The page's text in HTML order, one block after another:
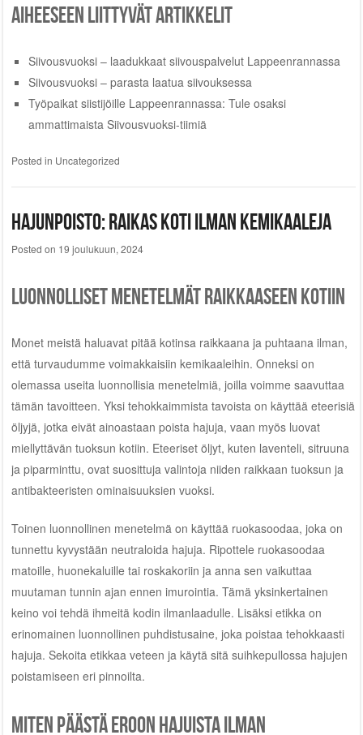
Aiheeseen liittyvät artikkelit
Siivousvuoksi – laadukkaat siivouspalvelut Lappeenrannassa
Siivousvuoksi – parasta laatua siivouksessa
Työpaikat siistijöille Lappeenrannassa: Tule osaksi
ammattimaista Siivousvuoksi-tiimiä
Posted in Uncategorized
Hajunpoisto: raikas koti ilman kemikaaleja
Posted on 19 joulukuun, 2024
Luonnolliset menetelmät raikkaaseen kotiin
Monet meistä haluavat pitää kotinsa raikkaana ja puhtaana ilman,
että turvaudumme voimakkaisiin kemikaaleihin. Onneksi on
olemassa useita luonnollisia menetelmiä, joilla voimme saavuttaa
tämän tavoitteen. Yksi tehokkaimmista tavoista on käyttää eteerisiä
öljyjä, jotka eivät ainoastaan poista hajuja, vaan myös luovat
miellyttävän tuoksun kotiin. Eteeriset öljyt, kuten laventeli, sitruuna
ja piparminttu, ovat suosittuja valintoja niiden raikkaan tuoksun ja
antibakteeristen ominaisuuksien vuoksi.
Toinen luonnollinen menetelmä on käyttää ruokasoodaa, joka on
tunnettu kyvystään neutraloida hajuja. Ripottele ruokasoodaa
matoille, huonekaluille tai roskakoriin ja anna sen vaikuttaa
muutaman tunnin ajan ennen imurointia. Tämä yksinkertainen
keino voi tehdä ihmeitä kodin ilmanlaadulle. Lisäksi etikka on
erinomainen luonnollinen puhdistusaine, joka poistaa tehokkaasti
hajuja. Sekoita etikkaa veteen ja käytä sitä suihkepullossa hajujen
poistamiseen eri pinnoilta.
Miten päästä eroon hajuista ilman